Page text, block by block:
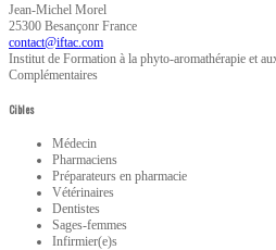
Jean-Michel Morel
25300 Besançonr France
Institut de Formation à la phyto-aromathérapie et
Complémentaires
Cibles
Médecin
Pharmaciens
Préparateurs en pharmacie
Vétérinaires
Dentistes
Sages-femmes
Infirmier(e)s